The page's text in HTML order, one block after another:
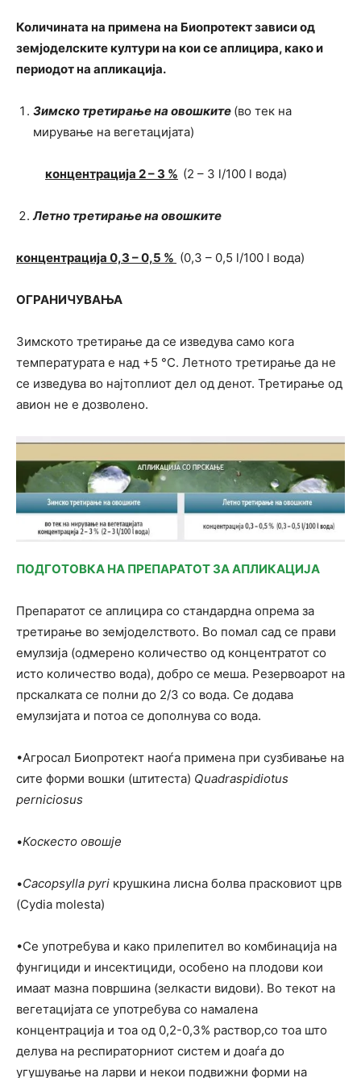
Количината на примена на Биопротектзависи од
земјоделските култури на кои се аплицира, како и
периодот на апликација.
Зимско третирање на овошките (во тек на
мирување на вегетацијата)
концентрација 2 – 3 % (2 – 3 l/100 l вода)
Летно третирање на овошките
концентрација 0,3 – 0,5 % (0,3 – 0,5 l/100 l вода)
ОГРАНИЧУВАЊА
Зимското третирање да се изведува само кога
температурата е над +5 °С. Летното третирање да не
се изведува во најтоплиот дел од денот. Третирање од
авион не е дозволено.
ПОДГОТОВКА НА ПРЕПАРАТОТ ЗА АПЛИКАЦИЈА
Препаратот се аплицира со стандардна опрема за
третирање во земјоделството. Во помал сад се прави
емулзија (одмерено количество од концентратот со
исто количество вода), добро се меша. Резервоарот на
прскалката се полни до 2/3 со вода. Се додава
емулзијата и потоа се дополнува со вода.
•Агросал Биопротект наоѓа примена при сузбивање на
сите форми вошки (штитеста) Quadraspidiotus
perniciosus
•Коскесто овошје
•Cacopsylla pyri крушкина лисна болва прасковиот црв
(Cydia molesta)
•Се употребува и како прилепител во комбинација на
фунгициди и инсектициди, особено на плодови кои
имаат мазна површина (зелкасти видови). Во текот на
вегетацијата се употребува со намалена
концентрација и тоа од 0,2-0,3% раствор,со тоа што
делува на респираторниот систем и доаѓа до
угушување на ларви и некои подвижни форми на